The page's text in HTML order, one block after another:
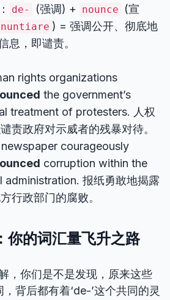
de- (强调) + nounce
(宣
nuntiare ) = 强调公开、彻底地
息，即谴责。
rights organizations
the government’s
treatment of protesters. 人权
责政府对示威者的残暴对待。
courageously
corruption within the
administration. 报纸勇敢地揭露
行政部门的腐败。
你的词汇量飞升之路
，你们是不是发现，原来这些
背后都有着‘de-’这个共同的灵